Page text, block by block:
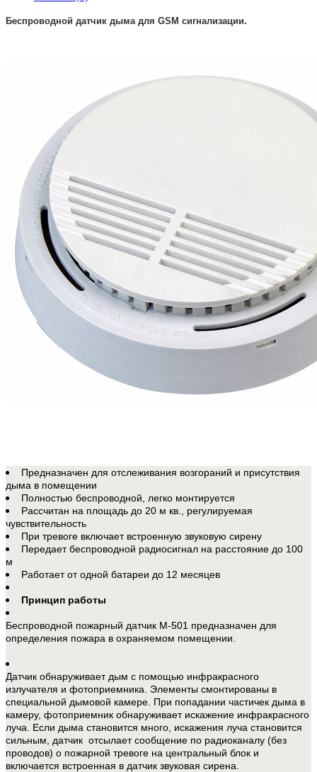
Беспроводной датчик дыма для GSM сигнализации.
Предназначен для отслеживания возгораний и присутствия
дыма в помещении
Полностью беспроводной, легко монтируется
Рассчитан на площадь до 20 м кв., регулируемая
чувствительность
При тревоге включает встроенную звуковую сирену
Передает беспроводной радиосигнал на расстояние до 100
м
Работает от одной батареи до 12 месяцев
Принцип работы
Беспроводной пожарный датчик М-501 предназначен для
определения пожара в охраняемом помещении.
Датчик обнаруживает дым с помощью инфракрасного
излучателя и фотоприемника. Элементы смонтированы в
специальной дымовой камере. При попадании частичек дыма в
камеру, фотоприемник обнаруживает искажение инфракрасного
луча. Если дыма становится много, искажения луча становится
сильным, датчик отсылает сообщение по радиоканалу (без
проводов) о пожарной тревоге на центральный блок и
включается встроенная в датчик звуковая сирена.